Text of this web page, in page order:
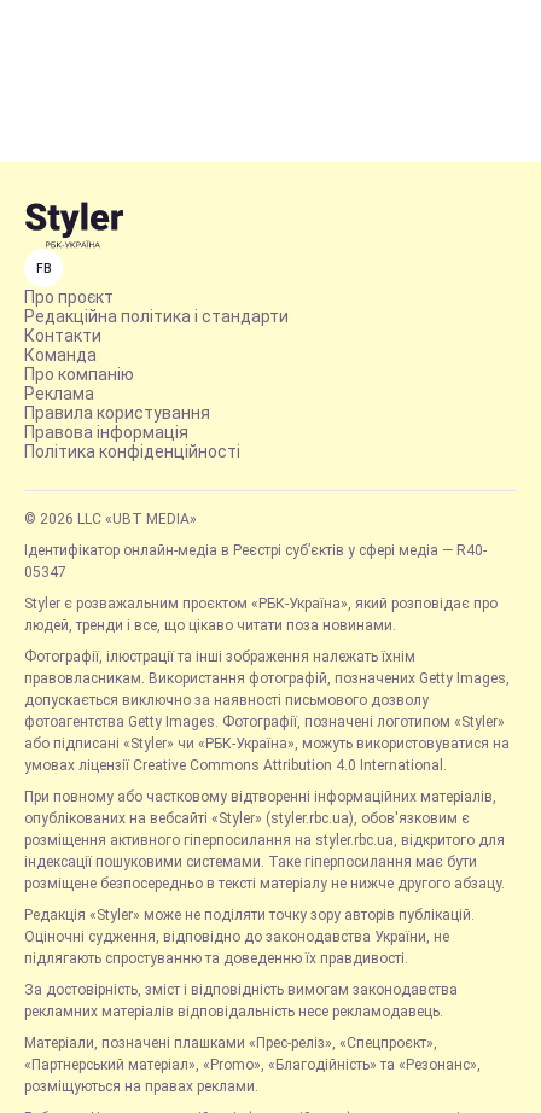
FB
Про проєкт
Редакційна політика і стандарти
Контакти
Команда
Про компанію
Реклама
Правила користування
Правова інформація
Політика конфіденційності
© 2026 LLC «UBT MEDIA»
Ідентифікатор онлайн-медіа в Реєстрі суб’єктів у сфері медіа — R40-
05347
Styler є розважальним проєктом «РБК-Україна», який розповідає про
людей, тренди і все, що цікаво читати поза новинами.
Фотографії, ілюстрації та інші зображення належать їхнім
правовласникам. Використання фотографій, позначених Getty Images,
допускається виключно за наявності письмового дозволу
фотоагентства Getty Images. Фотографії, позначені логотипом «Styler»
або підписані «Styler» чи «РБК-Україна», можуть використовуватися на
умовах ліцензії Creative Commons Attribution 4.0 International.
При повному або частковому відтворенні інформаційних матеріалів,
опублікованих на вебсайті «Styler» (styler.rbc.ua), обов'язковим є
розміщення активного гіперпосилання на styler.rbc.ua, відкритого для
індексації пошуковими системами. Таке гіперпосилання має бути
розміщене безпосередньо в тексті матеріалу не нижче другого абзацу.
Редакція «Styler» може не поділяти точку зору авторів публікацій.
Оціночні судження, відповідно до законодавства України, не
підлягають спростуванню та доведенню їх правдивості.
За достовірність, зміст і відповідність вимогам законодавства
рекламних матеріалів відповідальність несе рекламодавець.
Матеріали, позначені плашками «Прес-реліз», «Спецпроєкт»,
«Партнерський матеріал», «Promo», «Благодійність» та «Резонанс»,
розміщуються на правах реклами.